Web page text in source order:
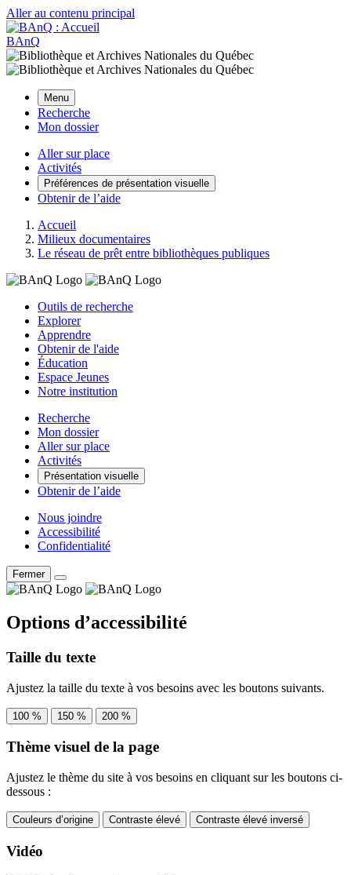
Aller au contenu principal
BAnQ
Menu
Recherche
Mon dossier
Aller sur place
Activités
Préférences de présentation visuelle
Obtenir de l’aide
Accueil
Milieux documentaires
Le réseau de prêt entre bibliothèques publiques
Outils de recherche
Explorer
Apprendre
Obtenir de l'aide
Éducation
Espace Jeunes
Notre institution
Recherche
Mon dossier
Aller sur place
Activités
Présentation visuelle
Obtenir de l’aide
Nous joindre
Accessibilité
Confidentialité
Fermer
Options d’accessibilité
Taille du texte
Ajustez la taille du texte à vos besoins avec les boutons suivants.
100 % 150 % 200 %
Thème visuel de la page
Ajustez le thème du site à vos besoins en cliquant sur les boutons ci-
dessous :
Couleurs d’origine Contraste élevé Contraste élevé inversé
Vidéo